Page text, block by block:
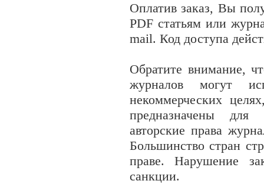
Оплатив заказ, Вы
PDF статьям или
mail. Код доступа
Обратите внимание,
журналов могут
некоммерческих
предназначены для
авторские права
Большинство стран
праве. Нарушение
санкции.